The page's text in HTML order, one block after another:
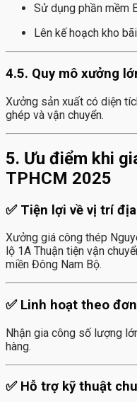
Sử dụng phần mềm
Lên kế hoạch kho
4.5. Quy mô xưởng
Xưởng sản xuất có diện
ghép và vận chuyển.
5. Ưu điểm khi
TPHCM 2025
✅ Tiện lợi về vị trí
Xưởng giá công thép
lộ 1A Thuận tiện vận
miền Đông Nam Bộ.
✅ Linh hoạt theo
Nhận gia công số lượng
hàng.
✅ Hỗ trợ kỹ thuật